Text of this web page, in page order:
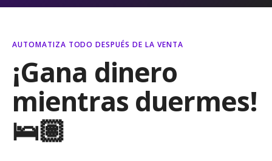
AUTOMATIZA TODO DESPUÉS DE LA VENTA
¡Gana dinero
mientras duermes!
🛌🏽